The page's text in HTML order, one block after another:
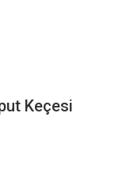
Keçesi